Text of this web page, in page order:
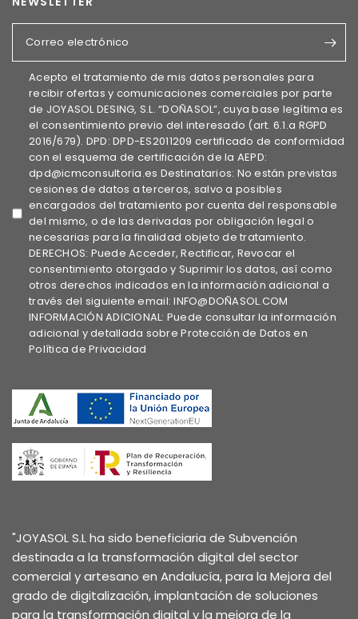
Correo electrónico
Acepto el tratamiento de mis datos personales para
recibir ofertas y comunicaciones comerciales por parte
de JOYASOL DESING, S.L. “DOÑASOL”, cuya base legítima es
el consentimiento previo del interesado (art. 6.1.a RGPD
2016/679). DPD: DPD-ES2011209 certificado de conformidad
con el esquema de certificación de la AEPD:
dpd@icmconsultoria.es Destinatarios: No están previstas
cesiones de datos a terceros, salvo a posibles
encargados del tratamiento por cuenta del responsable
del mismo, o de las derivadas por obligación legal o
necesarias para la finalidad objeto de tratamiento.
DERECHOS: Puede Acceder, Rectificar, Revocar el
consentimiento otorgado y Suprimir los datos, así como
otros derechos indicados en la información adicional a
través del siguiente email: INFO@DOÑASOL.COM
INFORMACIÓN ADICIONAL: Puede consultar la información
adicional y detallada sobre Protección de Datos en
Política de Privacidad
"JOYASOL S.L ha sido beneficiaria de Subvención
destinada a la transformación digital del sector
comercial y artesano en Andalucía, para la Mejora del
grado de digitalización, implantación de soluciones
para la transformación digital y la mejora de la